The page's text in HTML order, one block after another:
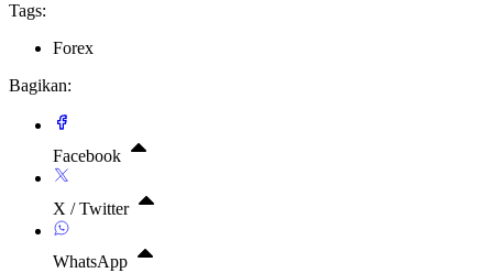
Tags:
Forex
Bagikan:
Facebook
X / Twitter
WhatsApp